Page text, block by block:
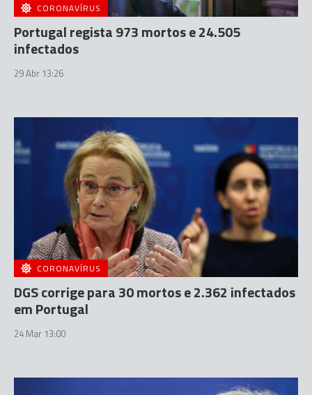
CORONAVÍRUS
Portugal regista 973 mortos e 24.505
infectados
29 Abr 13:26
CORONAVÍRUS
DGS corrige para 30 mortos e 2.362 infectados
em Portugal
24 Mar 13:00